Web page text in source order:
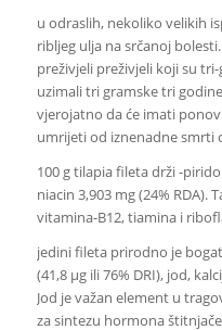
u odraslih, nekoliko velikih
ribljeg ulja na srčanoj
preživjeli preživjeli koji su
uzimali tri gramske tri
vjerojatno da će imati
umrijeti od iznenadne smrti
100 g tilapia fileta drži -
niacin 3,903 mg (24% RDA).
vitamina-B12, tiamina i
jedini fileta prirodno je
(41,8 µg ili 76% DRI), jod,
Jod je važan element u
za sintezu hormona